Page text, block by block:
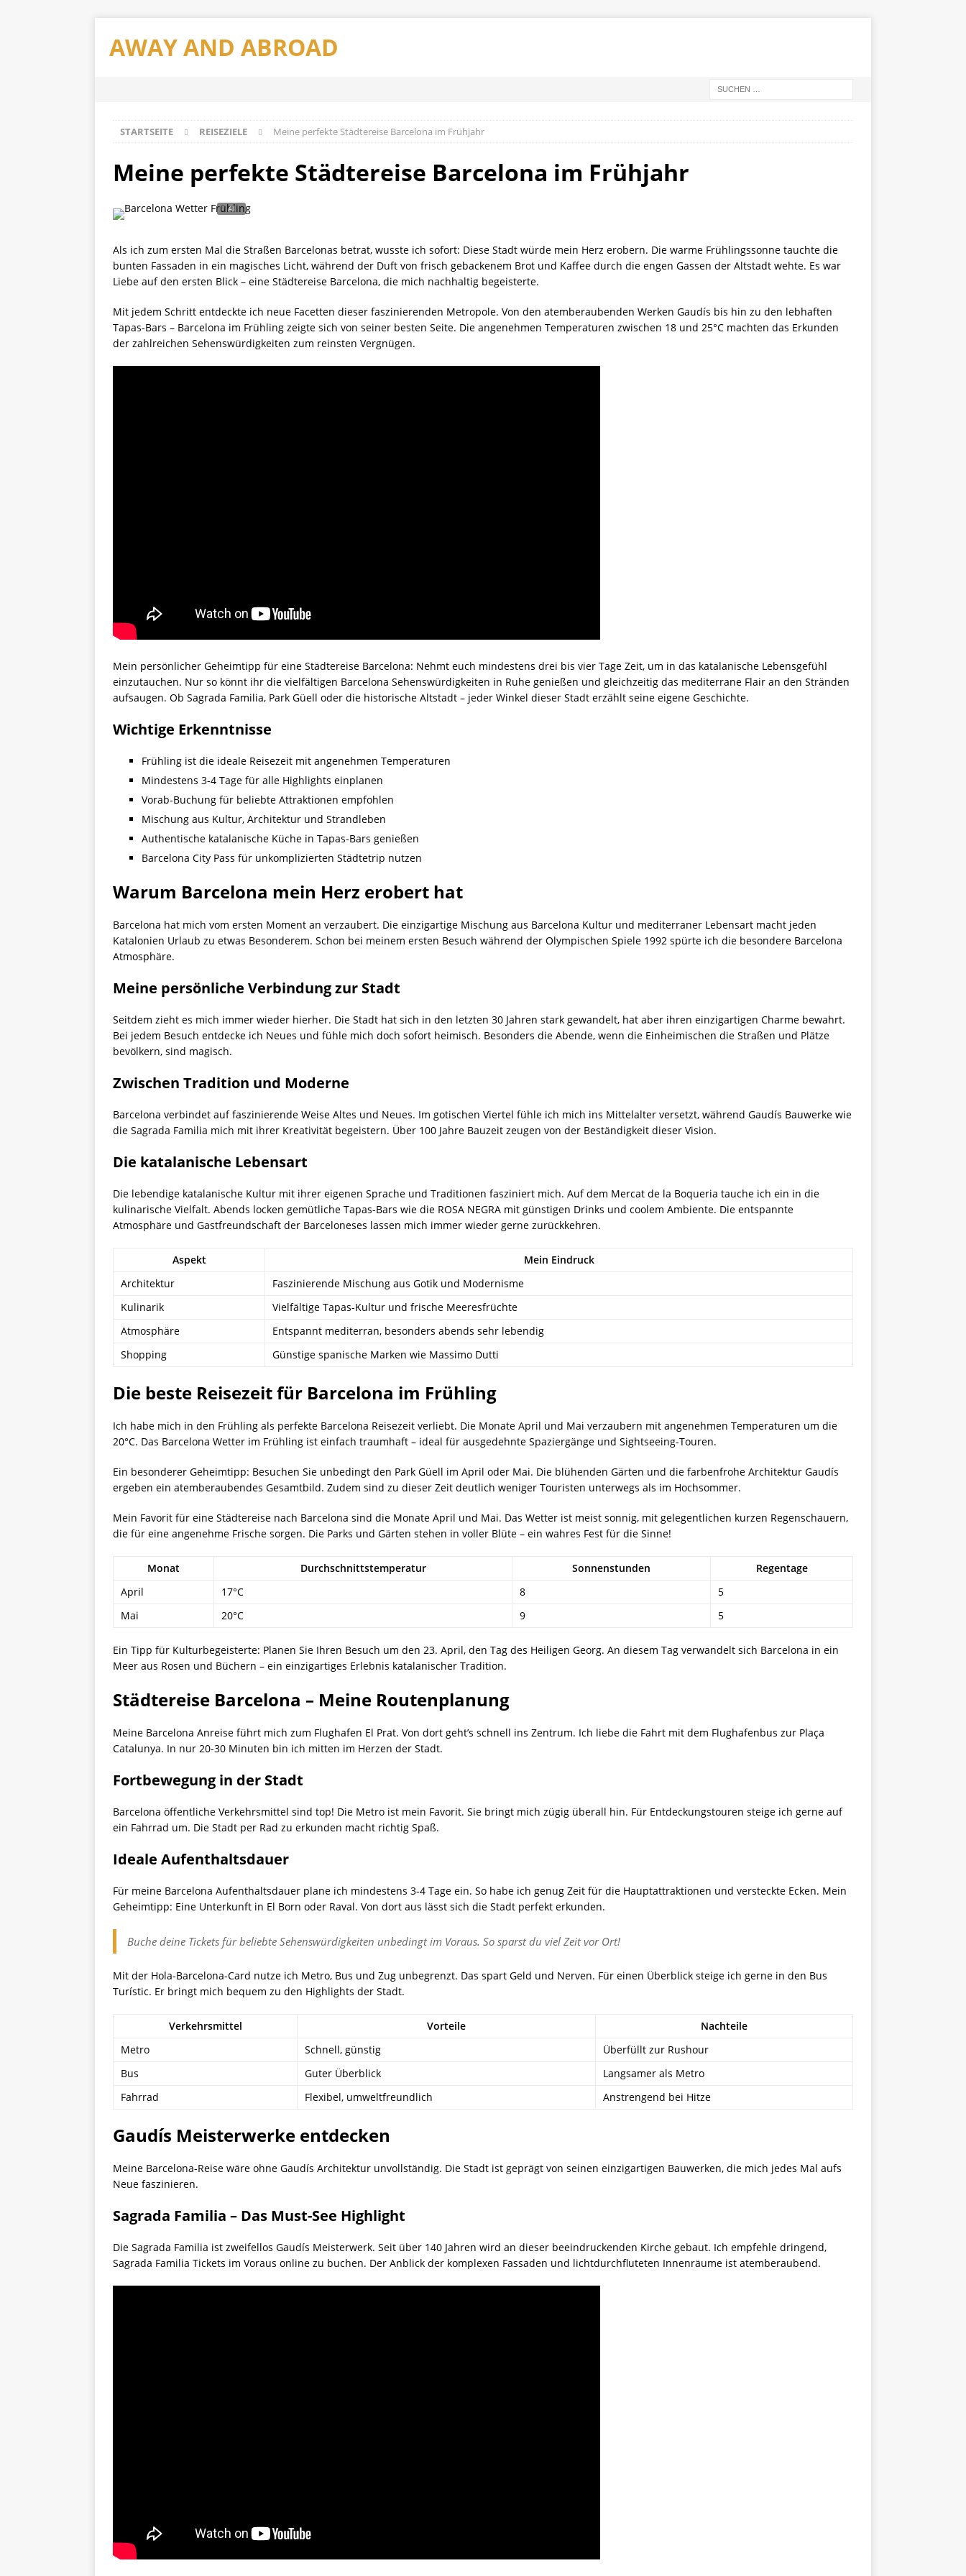
AWAY AND ABROAD
STARTSEITE REISEZIELE Meine perfekte Städtereise Barcelona im Frühjahr
Meine perfekte Städtereise Barcelona im Frühjahr
Als ich zum ersten Mal die Straßen Barcelonas betrat, wusste ich sofort: Diese Stadt würde mein Herz erobern. Die warme Frühlingssonne tauchte die
bunten Fassaden in ein magisches Licht, während der Duft von frisch gebackenem Brot und Kaffee durch die engen Gassen der Altstadt wehte. Es war
Liebe auf den ersten Blick – eine Städtereise Barcelona, die mich nachhaltig begeisterte.
Mit jedem Schritt entdeckte ich neue Facetten dieser faszinierenden Metropole. Von den atemberaubenden Werken Gaudís bis hin zu den lebhaften
Tapas-Bars – Barcelona im Frühling zeigte sich von seiner besten Seite. Die angenehmen Temperaturen zwischen 18 und 25°C machten das Erkunden
der zahlreichen Sehenswürdigkeiten zum reinsten Vergnügen.
Mein persönlicher Geheimtipp für eine Städtereise Barcelona: Nehmt euch mindestens drei bis vier Tage Zeit, um in das katalanische Lebensgefühl
einzutauchen. Nur so könnt ihr die vielfältigen Barcelona Sehenswürdigkeiten in Ruhe genießen und gleichzeitig das mediterrane Flair an den Stränden
aufsaugen. Ob Sagrada Familia, Park Güell oder die historische Altstadt – jeder Winkel dieser Stadt erzählt seine eigene Geschichte.
Wichtige Erkenntnisse
Frühling ist die ideale Reisezeit mit angenehmen Temperaturen
Mindestens 3-4 Tage für alle Highlights einplanen
Vorab-Buchung für beliebte Attraktionen empfohlen
Mischung aus Kultur, Architektur und Strandleben
Authentische katalanische Küche in Tapas-Bars genießen
Barcelona City Pass für unkomplizierten Städtetrip nutzen
Warum Barcelona mein Herz erobert hat
Barcelona hat mich vom ersten Moment an verzaubert. Die einzigartige Mischung aus Barcelona Kultur und mediterraner Lebensart macht jeden
Katalonien Urlaub zu etwas Besonderem. Schon bei meinem ersten Besuch während der Olympischen Spiele 1992 spürte ich die besondere Barcelona
Atmosphäre.
Meine persönliche Verbindung zur Stadt
Seitdem zieht es mich immer wieder hierher. Die Stadt hat sich in den letzten 30 Jahren stark gewandelt, hat aber ihren einzigartigen Charme bewahrt.
Bei jedem Besuch entdecke ich Neues und fühle mich doch sofort heimisch. Besonders die Abende, wenn die Einheimischen die Straßen und Plätze
bevölkern, sind magisch.
Zwischen Tradition und Moderne
Barcelona verbindet auf faszinierende Weise Altes und Neues. Im gotischen Viertel fühle ich mich ins Mittelalter versetzt, während Gaudís Bauwerke wie
die Sagrada Familia mich mit ihrer Kreativität begeistern. Über 100 Jahre Bauzeit zeugen von der Beständigkeit dieser Vision.
Die katalanische Lebensart
Die lebendige katalanische Kultur mit ihrer eigenen Sprache und Traditionen fasziniert mich. Auf dem Mercat de la Boqueria tauche ich ein in die
kulinarische Vielfalt. Abends locken gemütliche Tapas-Bars wie die ROSA NEGRA mit günstigen Drinks und coolem Ambiente. Die entspannte
Atmosphäre und Gastfreundschaft der Barceloneses lassen mich immer wieder gerne zurückkehren.
Aspekt
Mein Eindruck
Architektur
Faszinierende Mischung aus Gotik und Modernisme
Kulinarik
Vielfältige Tapas-Kultur und frische Meeresfrüchte
Atmosphäre
Entspannt mediterran, besonders abends sehr lebendig
Shopping
Günstige spanische Marken wie Massimo Dutti
Die beste Reisezeit für Barcelona im Frühling
Ich habe mich in den Frühling als perfekte Barcelona Reisezeit verliebt. Die Monate April und Mai verzaubern mit angenehmen Temperaturen um die
20°C. Das Barcelona Wetter im Frühling ist einfach traumhaft – ideal für ausgedehnte Spaziergänge und Sightseeing-Touren.
Ein besonderer Geheimtipp: Besuchen Sie unbedingt den Park Güell im April oder Mai. Die blühenden Gärten und die farbenfrohe Architektur Gaudís
ergeben ein atemberaubendes Gesamtbild. Zudem sind zu dieser Zeit deutlich weniger Touristen unterwegs als im Hochsommer.
Mein Favorit für eine Städtereise nach Barcelona sind die Monate April und Mai. Das Wetter ist meist sonnig, mit gelegentlichen kurzen Regenschauern,
die für eine angenehme Frische sorgen. Die Parks und Gärten stehen in voller Blüte – ein wahres Fest für die Sinne!
Monat Durchschnittstemperatur Sonnenstunden
Regentage
April
17°C 8
5
Mai
20°C 9 5
Ein Tipp für Kulturbegeisterte: Planen Sie Ihren Besuch um den 23. April, den Tag des Heiligen Georg. An diesem Tag verwandelt sich Barcelona in ein
Meer aus Rosen und Büchern – ein einzigartiges Erlebnis katalanischer Tradition.
Städtereise Barcelona – Meine Routenplanung
Meine Barcelona Anreise führt mich zum Flughafen El Prat. Von dort geht’s schnell ins Zentrum. Ich liebe die Fahrt mit dem Flughafenbus zur Plaça
Catalunya. In nur 20-30 Minuten bin ich mitten im Herzen der Stadt.
Fortbewegung in der Stadt
Barcelona öffentliche Verkehrsmittel sind top! Die Metro ist mein Favorit. Sie bringt mich zügig überall hin. Für Entdeckungstouren steige ich gerne auf
ein Fahrrad um. Die Stadt per Rad zu erkunden macht richtig Spaß.
Ideale Aufenthaltsdauer
Für meine Barcelona Aufenthaltsdauer plane ich mindestens 3-4 Tage ein. So habe ich genug Zeit für die Hauptattraktionen und versteckte Ecken. Mein
Geheimtipp: Eine Unterkunft in El Born oder Raval. Von dort aus lässt sich die Stadt perfekt erkunden.
Buche deine Tickets für beliebte Sehenswürdigkeiten unbedingt im Voraus. So sparst du viel Zeit vor Ort!
Mit der Hola-Barcelona-Card nutze ich Metro, Bus und Zug unbegrenzt. Das spart Geld und Nerven. Für einen Überblick steige ich gerne in den Bus
Turístic. Er bringt mich bequem zu den Highlights der Stadt.
Verkehrsmittel Vorteile
Nachteile
Metro
Schnell, günstig
Überfüllt zur Rushour
Bus
Guter Überblick
Langsamer als Metro
Fahrrad
Flexibel, umweltfreundlich Anstrengend bei Hitze
Gaudís Meisterwerke entdecken
Meine Barcelona-Reise wäre ohne Gaudís Architektur unvollständig. Die Stadt ist geprägt von seinen einzigartigen Bauwerken, die mich jedes Mal aufs
Neue faszinieren.
Sagrada Familia – Das Must-See Highlight
Die Sagrada Familia ist zweifellos Gaudís Meisterwerk. Seit über 140 Jahren wird an dieser beeindruckenden Kirche gebaut. Ich empfehle dringend,
Sagrada Familia Tickets im Voraus online zu buchen. Der Anblick der komplexen Fassaden und lichtdurchfluteten Innenräume ist atemberaubend.